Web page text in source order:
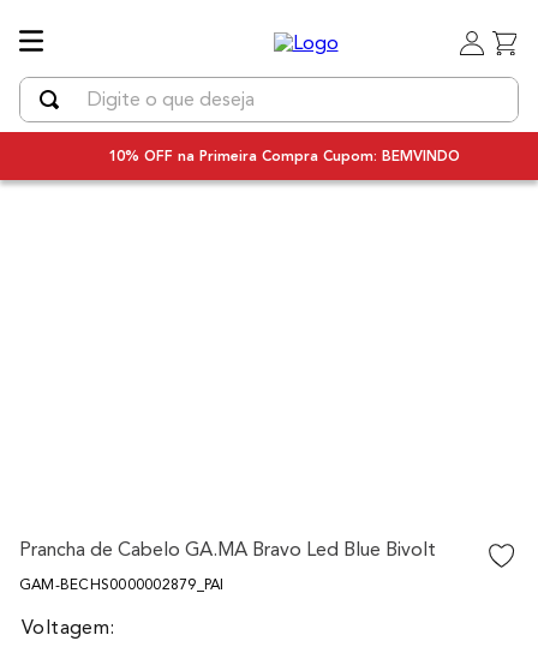
Digite o que deseja
10% OFF na Primeira Compra Cupom: BEMVINDO
Prancha de Cabelo GA.MA Bravo Led Blue Bivolt
GAM-BECHS0000002879_PAI
Voltagem
TERMOS MAIS BUSCADOS
1º
uniq
10º difusor